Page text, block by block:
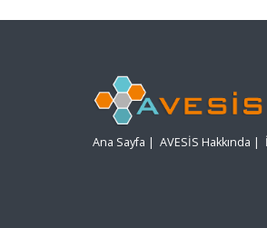
Ana Sayfa | AVESİS Hakkında |